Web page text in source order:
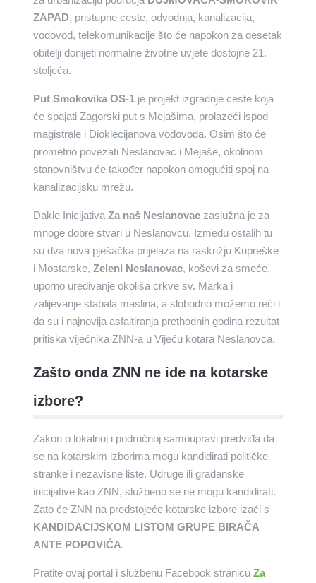
ZAPAD, pristupne ceste, odvodnja, kanalizacija,
vodovod, telekomunikacije što će napokon za desetak
obitelji donijeti normalne životne uvjete dostojne 21.
stoljeća.
Put Smokovika OS-1je projekt izgradnje ceste koja
će spajati Zagorski put s Mejašima, prolazeći ispod
magistrale i Dioklecijanova vodovoda. Osim što će
prometno povezati Neslanovac i Mejaše, okolnom
stanovništvu će također napokon omogućiti spoj na
kanalizacijsku mrežu.
Dakle Inicijativa Za naš Neslanovaczaslužna je za
mnoge dobre stvari u Neslanovcu. Između ostalih tu
su dva nova pješačka prijelaza na raskrižju Kupreške
i Mostarske, Zeleni Neslanovac, koševi za smeće,
uporno uređivanje okoliša crkve sv. Marka i
zalijevanje stabala maslina, a slobodno možemo reći i
da su i najnovija asfaltiranja prethodnih godina rezultat
pritiska vijećnika ZNN-a u Vijeću kotara Neslanovca.
Zašto onda ZNN ne ide na kotarske
izbore?
Zakon o lokalnoj i područnoj samoupravi predviđa da
se na kotarskim izborima mogu kandidirati političke
stranke i nezavisne liste. Udruge ili građanske
inicijative kao ZNN, službeno se ne mogu kandidirati.
Zato će ZNN na predstojeće kotarske izbore izaći s
KANDIDACIJSKOM LISTOM GRUPE BIRAČA
ANTE POPOVIĆA.
Pratite ovaj portal i službenu Facebook stranicu Za